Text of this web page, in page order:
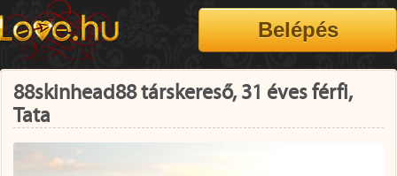
88skinhead88 társkereső, 31 éves férfi,
Tata